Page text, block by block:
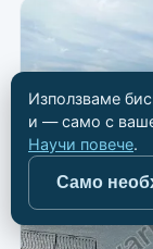
Използваме
и — само с
Научи повече.
Само